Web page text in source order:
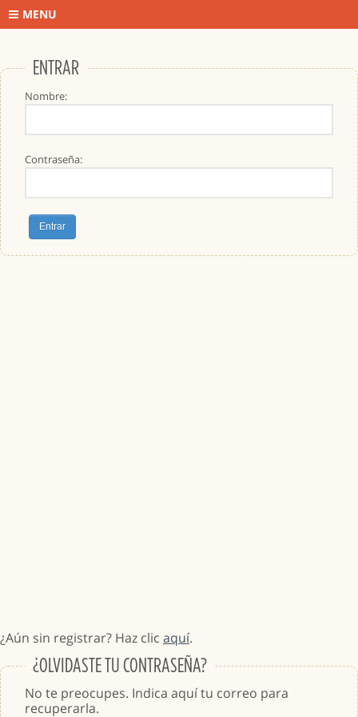
MENU
ENTRAR
Nombre:
Contraseña:
¿Aún sin registrar? Haz clic aquí.
¿OLVIDASTE TU CONTRASEÑA?
No te preocupes. Indica aquí tu correo para
recuperarla.